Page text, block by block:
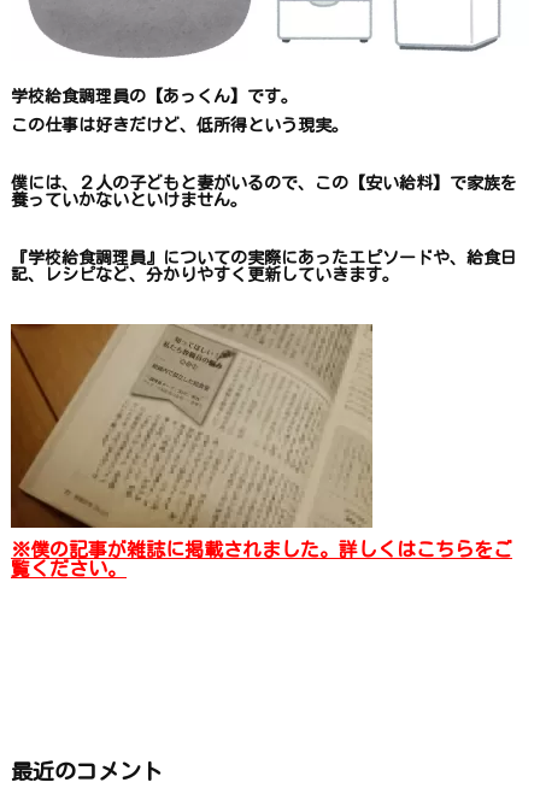
学校給食調理員の【あっくん】です。
この仕事は好きだけど、 低所得という現実。
僕には、２人の子どもと妻がいるので、 この【安い給料】で家族を
養っていかないといけません。
『学校給食調理員』についての実際にあったエピソードや、 給食日
記、レシピなど、 分かりやすく更新していきます。
※僕の記事が雑誌に掲載されました。詳しくはこちらをご
覧ください。
最近のコメント